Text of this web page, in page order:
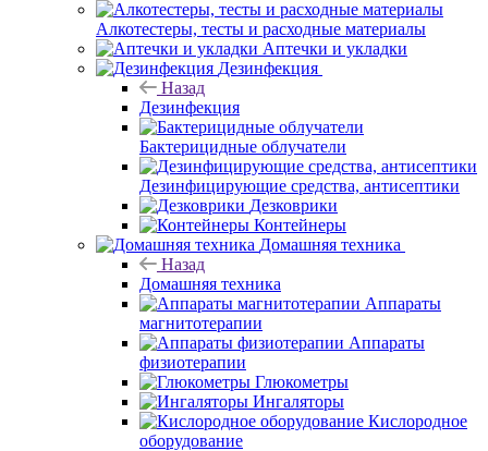
Алкотестеры, тесты и расходные материалы
Аптечки и укладки
Дезинфекция
Назад
Дезинфекция
Бактерицидные облучатели
Дезинфицирующие средства, антисептики
Дезковрики
Контейнеры
Домашняя техника
Назад
Домашняя техника
Аппараты
магнитотерапии
Аппараты
физиотерапии
Глюкометры
Ингаляторы
Кислородное
оборудование